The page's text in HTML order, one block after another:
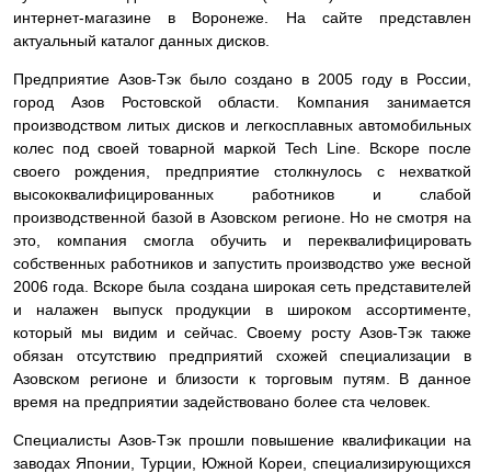
интернет-магазине в Воронеже. На сайте представлен
актуальный каталог данных дисков.
Предприятие Азов-Тэк было создано в 2005 году в России,
город Азов Ростовской области. Компания занимается
производством литых дисков и легкосплавных автомобильных
колес под своей товарной маркой Tech Line. Вскоре после
своего рождения, предприятие столкнулось с нехваткой
высококвалифицированных работников и слабой
производственной базой в Азовском регионе. Но не смотря на
это, компания смогла обучить и переквалифицировать
собственных работников и запустить производство уже весной
2006 года. Вскоре была создана широкая сеть представителей
и налажен выпуск продукции в широком ассортименте,
который мы видим и сейчас. Своему росту Азов-Тэк также
обязан отсутствию предприятий схожей специализации в
Азовском регионе и близости к торговым путям. В данное
время на предприятии задействовано более ста человек.
Специалисты Азов-Тэк прошли повышение квалификации на
заводах Японии, Турции, Южной Кореи, специализирующихся